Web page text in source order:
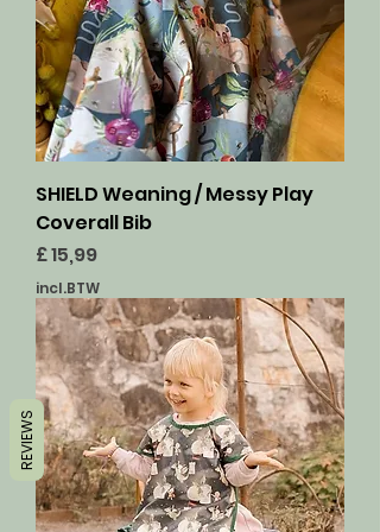
SHIELD Weaning / Messy Play
Coverall Bib
Prijs
£ 15,99
incl.BTW
REVIEWS